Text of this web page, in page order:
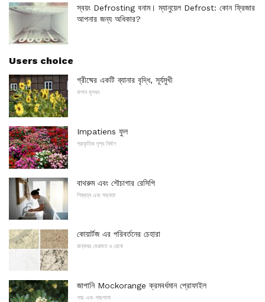
স্বয়ং Defrosting বনাম। ম্যানুয়েল Defrost: কোন ফ্রিজার
আপনার জন্য অধিকার?
Users choice
গ্রীষ্মের একটি ব্যানার বৃদ্ধি, সূর্যমুখী
বাগান মূলধন
Impatiens ফুল
প্রাকৃতিক দৃশ্য নির্মাণ
বাথরুম এবং শৌচাগার রেসিপি
শিষ্যত্ব এবং সভ্যতা
কোয়ার্টজ এর পরিবর্তনের চেহারা
রান্নাঘর মেরামত ও রেনো
জাপানি Mockorange ক্রমবর্ধমান প্রোফাইল
গাছ এবং গাছপালা